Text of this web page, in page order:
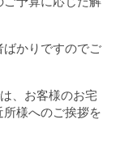
かりですのでご
、お客様のお宅
様へのご挨拶を